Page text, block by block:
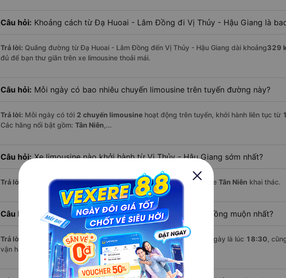
Câu hỏi: Khoảng cách từ Đạ Huoai - Lâm Đồng đi Vị Thủy - Hậu Giang là
Trả lời: Quãng đường từ Đạ Huoai - Lâm Đồng đến Vị Thủy - Hậu Giang dài khoảng329
đủ để bạn thư giãn trên xe limousine thoải mái.
Câu hỏi: Mỗi ngày có bao nhiêu chuyến limousine trên tuyến đường này?
Trả lời: Mỗi ngày có tới 2 chuyến limousine hoạt động trên tuyến, khởi hành liên tục từ
Các hãng nổi bật gồm: Tân Niên,...
Câu hỏi:Xe limousine nào khởi hành từ Vị Thủy - Hậu Giang sớm nhất?
Trả lời: Chuyến limousine sớm nhất khởi hành lúc18:30, do nhà xe Tân Niên khai thác.
Câu hỏi: Xe limousine nào khởi hành từ Đạ Huoai - Lâm Đồng muộn nhất?
Trả lời: Nếu bạn muốn đi chuyến muộn, lựa chọn cuối cùng trong ngày là lúc 18:30,
vận hành.